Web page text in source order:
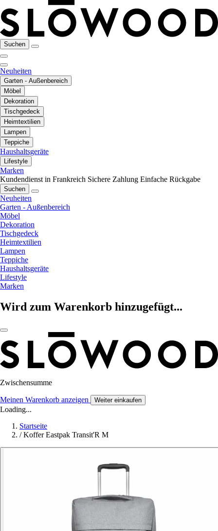
Suchen
Neuheiten
Garten - Außenbereich
Möbel
Dekoration
Tischgedeck
Heimtextilien
Lampen
Teppiche
Haushaltsgeräte
Lifestyle
Marken
Kundendienst in Frankreich Sichere Zahlung Einfache Rückgabe
Suchen
Neuheiten
Garten - Außenbereich
Möbel
Dekoration
Tischgedeck
Heimtextilien
Lampen
Teppiche
Haushaltsgeräte
Lifestyle
Marken
Wird zum Warenkorb hinzugefügt...
Zwischensumme
Meinen Warenkorb anzeigen Weiter einkaufen
Loading...
Startseite
/ Koffer Eastpak Transit'R M